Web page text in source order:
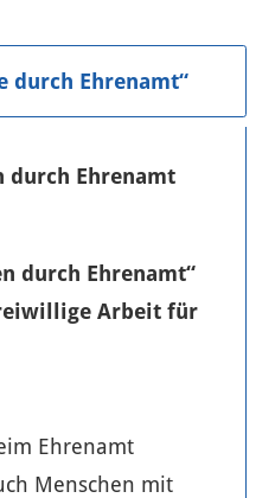
durch Ehrenamt“
durch Ehrenamt
durch Ehrenamt“
Arbeit für
Ehrenamt
Menschen mit